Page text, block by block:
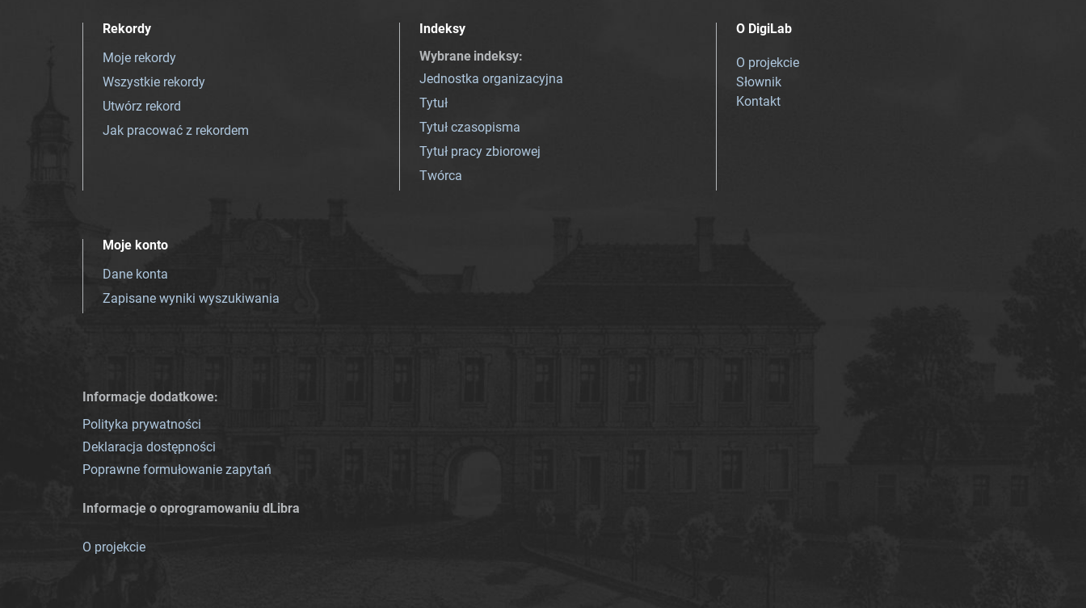
Rekordy
Moje rekordy
Wszystkie rekordy
Utwórz rekord
Jak pracować z rekordem
Indeksy
Wybrane indeksy:
Jednostka organizacyjna
Tytuł
Tytuł czasopisma
Tytuł pracy zbiorowej
Twórca
O DigiLab
O projekcie
Słownik
Kontakt
Moje konto
Dane konta
Zapisane wyniki wyszukiwania
Informacje dodatkowe:
Polityka prywatności
Deklaracja dostępności
Poprawne formułowanie zapytań
Informacje o oprogramowaniu dLibra
O projekcie